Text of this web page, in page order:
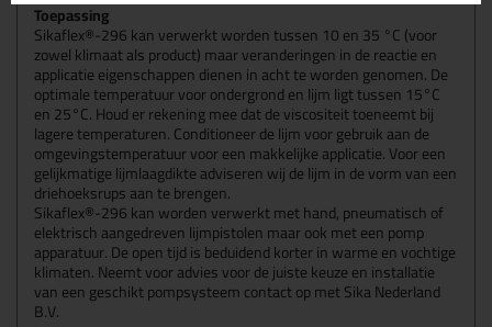
Toepassing
Sikaflex®-296 kan verwerkt worden tussen 10 en 35 °C (voor
zowel klimaat als product) maar veranderingen in de reactie en
applicatie eigenschappen dienen in acht te worden genomen. De
optimale temperatuur voor ondergrond en lijm ligt tussen 15°C
en 25°C. Houd er rekening mee dat de viscositeit toeneemt bij
lagere temperaturen. Conditioneer de lijm voor gebruik aan de
omgevingstemperatuur voor een makkelijke applicatie. Voor een
gelijkmatige lijmlaagdikte adviseren wij de lijm in de vorm van een
driehoeksrups aan te brengen.
Sikaflex®-296 kan worden verwerkt met hand, pneumatisch of
elektrisch aangedreven lijmpistolen maar ook met een pomp
apparatuur. De open tijd is beduidend korter in warme en vochtige
klimaten. Neemt voor advies voor de juiste keuze en installatie
van een geschikt pompsysteem contact op met Sika Nederland
B.V.